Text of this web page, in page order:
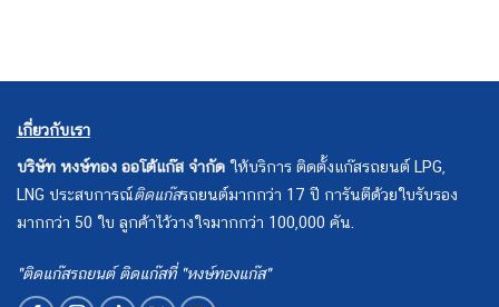
เกี่ยวกับเรา
บริษัท หงษ์ทอง ออโต้แก๊ส จำกัด ให้บริการ ติดตั้งแก๊สรถยนต์ LPG,
LNG ประสบการณ์ติดแก๊สรถยนต์มากกว่า 17 ปี การันตีด้วยใบรับรอง
มากกว่า 50 ใบ ลูกค้าไว้วางใจมากกว่า 100,000 คัน.
"ติดแก๊สรถยนต์ ติดแก๊สที่ "หงษ์ทองแก๊ส"